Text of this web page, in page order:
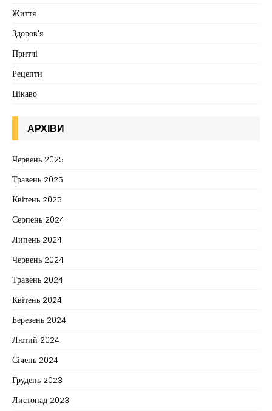
Життя
Здоров'я
Притчі
Рецепти
Цікаво
АРХІВИ
Червень 2025
Травень 2025
Квітень 2025
Серпень 2024
Липень 2024
Червень 2024
Травень 2024
Квітень 2024
Березень 2024
Лютий 2024
Січень 2024
Грудень 2023
Листопад 2023